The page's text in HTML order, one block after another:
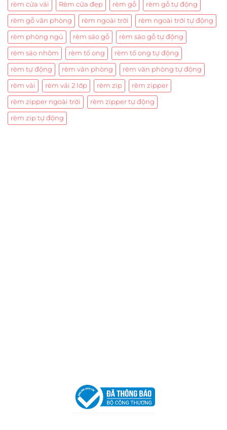
rèm cửa vải Rèm cửa đẹp rèm gỗ rèm gỗ tự động
rèm gỗ văn phòng rèm ngoài trời rèm ngoài trời tự động
rèm phòng ngủ rèm sáo gỗ rèm sáo gỗ tự động
rèm sáo nhôm rèm tổ ong rèm tổ ong tự động
rèm tự động rèm văn phòng rèm văn phòng tự động
rèm vải rèm vải 2 lớp rèm zip rèm zipper
rèm zipper ngoài trời rèm zipper tự động
rèm zip tự động